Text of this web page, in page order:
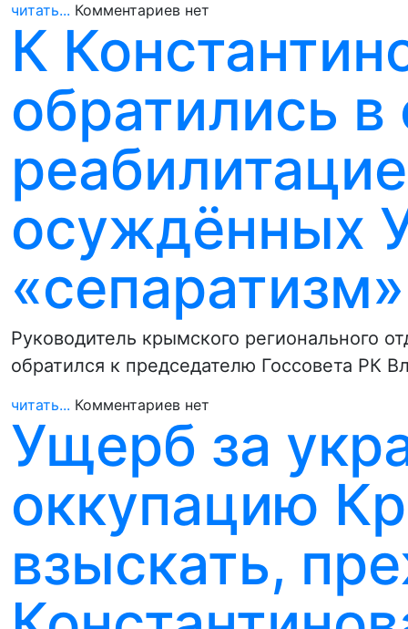
читать... Комментариев нет
К
обратились в
осуждённых
«сепаратизм»
Руководитель крымского регионального
обратился к председателю Госсовета РК
читать... Комментариев нет
Ущерб за
оккупацию
взыскать,